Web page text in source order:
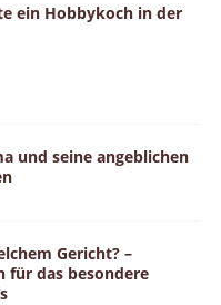
ein Hobbykoch in der
und seine angeblichen
Gericht? –
für das besondere